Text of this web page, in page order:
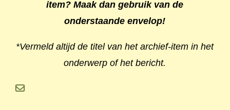
item? Maak dan gebruik van de
onderstaande envelop!
*Vermeld altijd de titel van het archief-item in het
onderwerp of het bericht.